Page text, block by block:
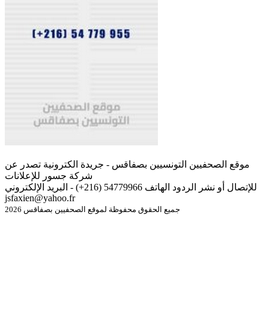
موقع الصحفيين التونسيين بصفاقس - جريدة الكترونية تصدر عن
شركة جسور للإعلانات
للإتصال أو نشر الردود الهاتف 54779966 (216+) - البريد الإلكتروني
jsfaxien@yahoo.fr
جميع الحقوق محفوظة لموقع الصحفيين بصفاقس 2026